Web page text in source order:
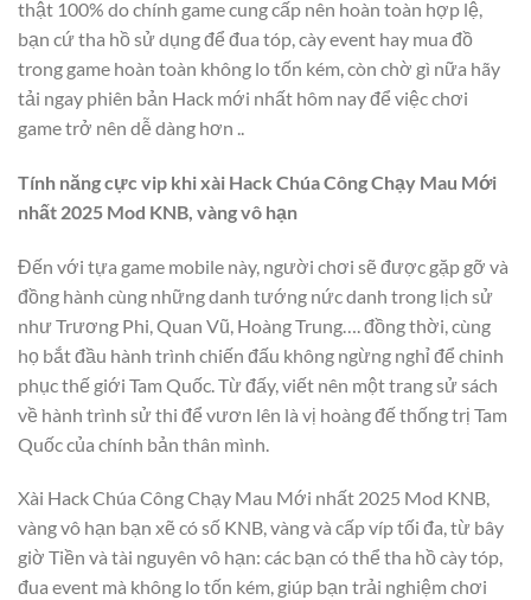
thật 100% do chính game cung cấp nên hoàn toàn hợp lệ,
bạn cứ tha hồ sử dụng để đua tóp, cày event hay mua đồ
trong game hoàn toàn không lo tốn kém, còn chờ gì nữa hãy
tải ngay phiên bản Hack mới nhất hôm nay để việc chơi
game trở nên dễ dàng hơn ..
Tính năng cực vip khi xài Hack Chúa Công Chạy Mau Mới
nhất 2025 Mod KNB, vàng vô hạn
Đến với tựa game mobile này, người chơi sẽ được gặp gỡ và
đồng hành cùng những danh tướng nức danh trong lịch sử
như Trương Phi, Quan Vũ, Hoàng Trung…. đồng thời, cùng
họ bắt đầu hành trình chiến đấu không ngừng nghỉ để chinh
phục thế giới Tam Quốc. Từ đấy, viết nên một trang sử sách
về hành trình sử thi để vươn lên là vị hoàng đế thống trị Tam
Quốc của chính bản thân mình.
Xài Hack Chúa Công Chạy Mau Mới nhất 2025 Mod KNB,
vàng vô hạn bạn xẽ có số KNB, vàng và cấp víp tối đa, từ bây
giờ Tiền và tài nguyên vô hạn: các bạn có thể tha hồ cày tóp,
đua event mà không lo tốn kém, giúp bạn trải nghiệm chơi